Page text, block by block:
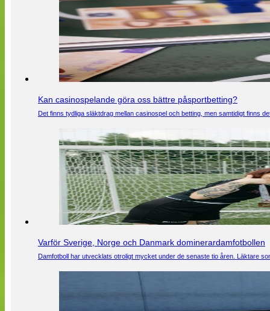
Kan casinospelande göra oss bättre påsportbetting?
Det finns tydliga släktdrag mellan casinospel och betting, men samtidigt finns
Varför Sverige, Norge och Danmark dominerardamfotbollen
Damfotboll har utvecklats otroligt mycket under de senaste tio åren. Läktare